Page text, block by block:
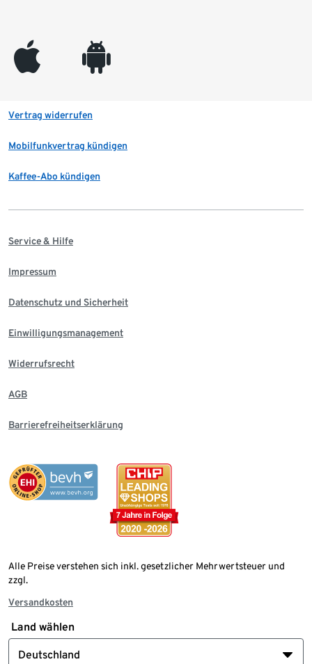
appleinc android
Vertrag widerrufen
Mobilfunkvertrag kündigen
Kaffee-Abo kündigen
Service & Hilfe
Impressum
Datenschutz und Sicherheit
Einwilligungsmanagement
Widerrufsrecht
AGB
Barrierefreiheitserklärung
Alle Preise verstehen sich inkl. gesetzlicher Mehrwertsteuer und
zzgl.
Versandkosten
Land wählen
Deutschland